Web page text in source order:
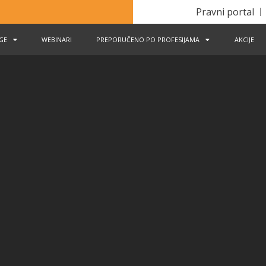
Pravni portal
WEBINARI PREPORUČENO PO PROFESIJAMA AKCIJE